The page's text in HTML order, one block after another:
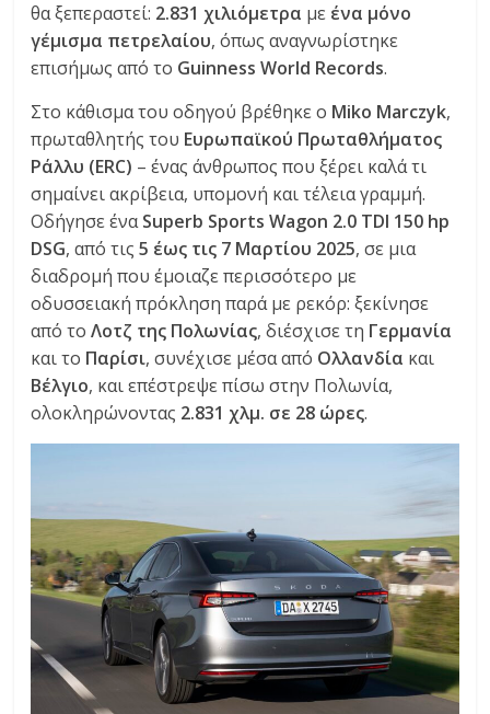
θα ξεπεραστεί: 2.831 χιλιόμετρα με ένα μόνο
γέμισμα πετρελαίου, όπως αναγνωρίστηκε
επισήμως από το Guinness World Records.
Στο κάθισμα του οδηγού βρέθηκε ο Miko Marczyk,
πρωταθλητής του Ευρωπαϊκού Πρωταθλήματος
Ράλλυ (ERC) – ένας άνθρωπος που ξέρει καλά τι
σημαίνει ακρίβεια, υπομονή και τέλεια γραμμή.
Οδήγησε έναSuperb Sports Wagon 2.0 TDI 150 hp
DSG, από τις5 έως τις 7 Μαρτίου 2025, σε μια
διαδρομή που έμοιαζε περισσότερο με
οδυσσειακή πρόκληση παρά με ρεκόρ: ξεκίνησε
από τοΛοτζ της Πολωνίας, διέσχισε τη Γερμανία
και το Παρίσι, συνέχισε μέσα από Ολλανδία και
Βέλγιο, και επέστρεψε πίσω στην Πολωνία,
ολοκληρώνοντας 2.831 χλμ. σε 28 ώρες.